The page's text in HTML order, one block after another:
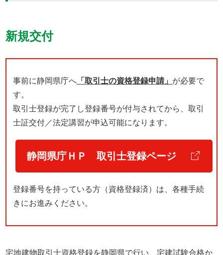
新規交付
事前に静岡県庁へ「取引士の資格登録申請」 が必要で
す。
取引士登録が完了し登録番号が付与されてから、取引
士証交付／法定講習が申込可能になります。
静岡県庁ＨＰ 取引士登録ページ
登録番号を持っている方（資格登録済）は、各種手続
きにお進みください。
宅地建物取引士資格登録を静岡県で行い、宅建試験合格か